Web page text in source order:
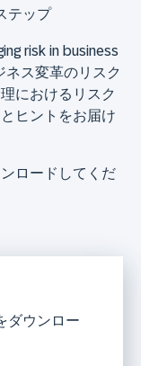
テップ
risk in business
ス変革のリスク
におけるリスク
ヒントをお届け
ロードしてくだ
ダウンロー